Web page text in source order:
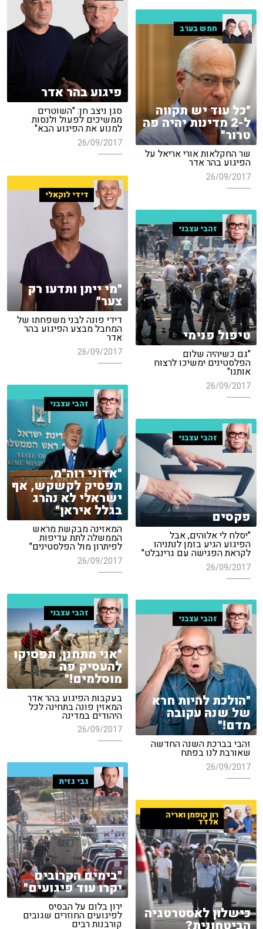
פיגוע בהר אדר
סגן ניצב חן: "השוטרים
ממשיכים לפעול ולנסות
למנוע את הפיגוע הבא"
26/09/2017
חמש בערב
"כל עוד יש תקווה
ל-2 מדינות יהיה פה
טרור"
שר החקלאות אורי אריאל על
הפיגוע בהר אדר
26/09/2017
דידי לוקאלי
"מי ייתן ותדעו רק
צער"
דידי פונה לבני משפחתו של
המחבל מבצע הפיגוע בהר
אדר
26/09/2017
זהבי עצבני
טיפול פנימי
"גם כשיהיה שלום
הפלסטינים ימשיכו לרצוח
אותנו"
26/09/2017
זהבי עצבני
"אדוני רוה"מ,
תפסיק לקשקש, אף
ישראלי לא נהרג
בגלל איראן"
המאזינה מבקשת מראש
הממשלה לתת עדיפות
לפיתרון מול הפלסטינים"
26/09/2017
זהבי עצבני
פקסים
"יסלח לי אלוהים, אבל
הפיגוע הגיע בזמן לנתניהו
לקראת הפגישה עם גרינבלט"
26/09/2017
זהבי עצבני
"אני מתחנן, תפסיקו
להעסיק פה
מוסלמים!"
בעקבות הפיגוע בהר אדר
המאזין פונה בתחינה לכל
היהודים במדינה
26/09/2017
זהבי עצבני
"הולכת להיות חרא
של שנה עקובה
מדם!"
זהבי בברכת השנה החדשה
שאורבת לנו בפתח
26/09/2017
גבי גזית
"בימים הקרובים
יקרו עוד פיגועים"
ירון בלום על הבסיס
לפיגועים החוזרים שגובים
קורבנות רבים
רון קופמן ואריה
אלדד
כישלון לאסטרטגיה